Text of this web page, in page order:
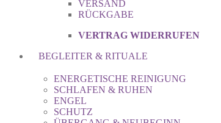
VERSAND
RÜCKGABE
VERTRAG WIDERRUFEN
BEGLEITER & RITUALE
ENERGETISCHE REINIGUNG
SCHLAFEN & RUHEN
ENGEL
SCHUTZ